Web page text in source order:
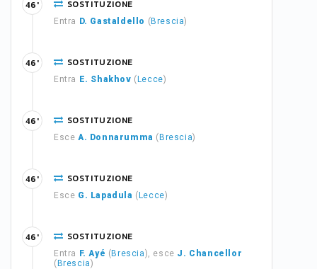
SOSTITUZIONE
Entra D. Gastaldello ( Brescia)
46'
SOSTITUZIONE
Entra E. Shakhov ( Lecce)
46'
SOSTITUZIONE
Esce A. Donnarumma ( Brescia)
46'
SOSTITUZIONE
Esce G. Lapadula ( Lecce)
46'
SOSTITUZIONE
Entra F. Ayé ( Brescia), esce J. Chancellor
( Brescia)
46'